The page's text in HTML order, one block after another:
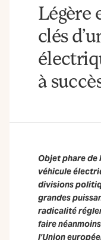
Légère
clés
à
Objet phare
véhicule
divisions
grandes
radicalité
faire
l’Union